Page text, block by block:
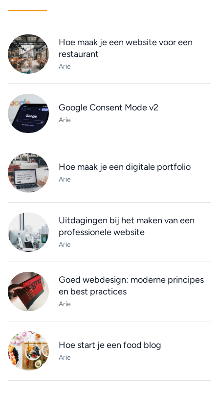
Hoe maak je een website voor een
restaurant
Arie
Google Consent Mode v2
Arie
Hoe maak je een digitale portfolio
Arie
Uitdagingen bij het maken van een
professionele website
Arie
Goed webdesign: moderne principes
en best practices
Arie
Hoe start je een food blog
Arie